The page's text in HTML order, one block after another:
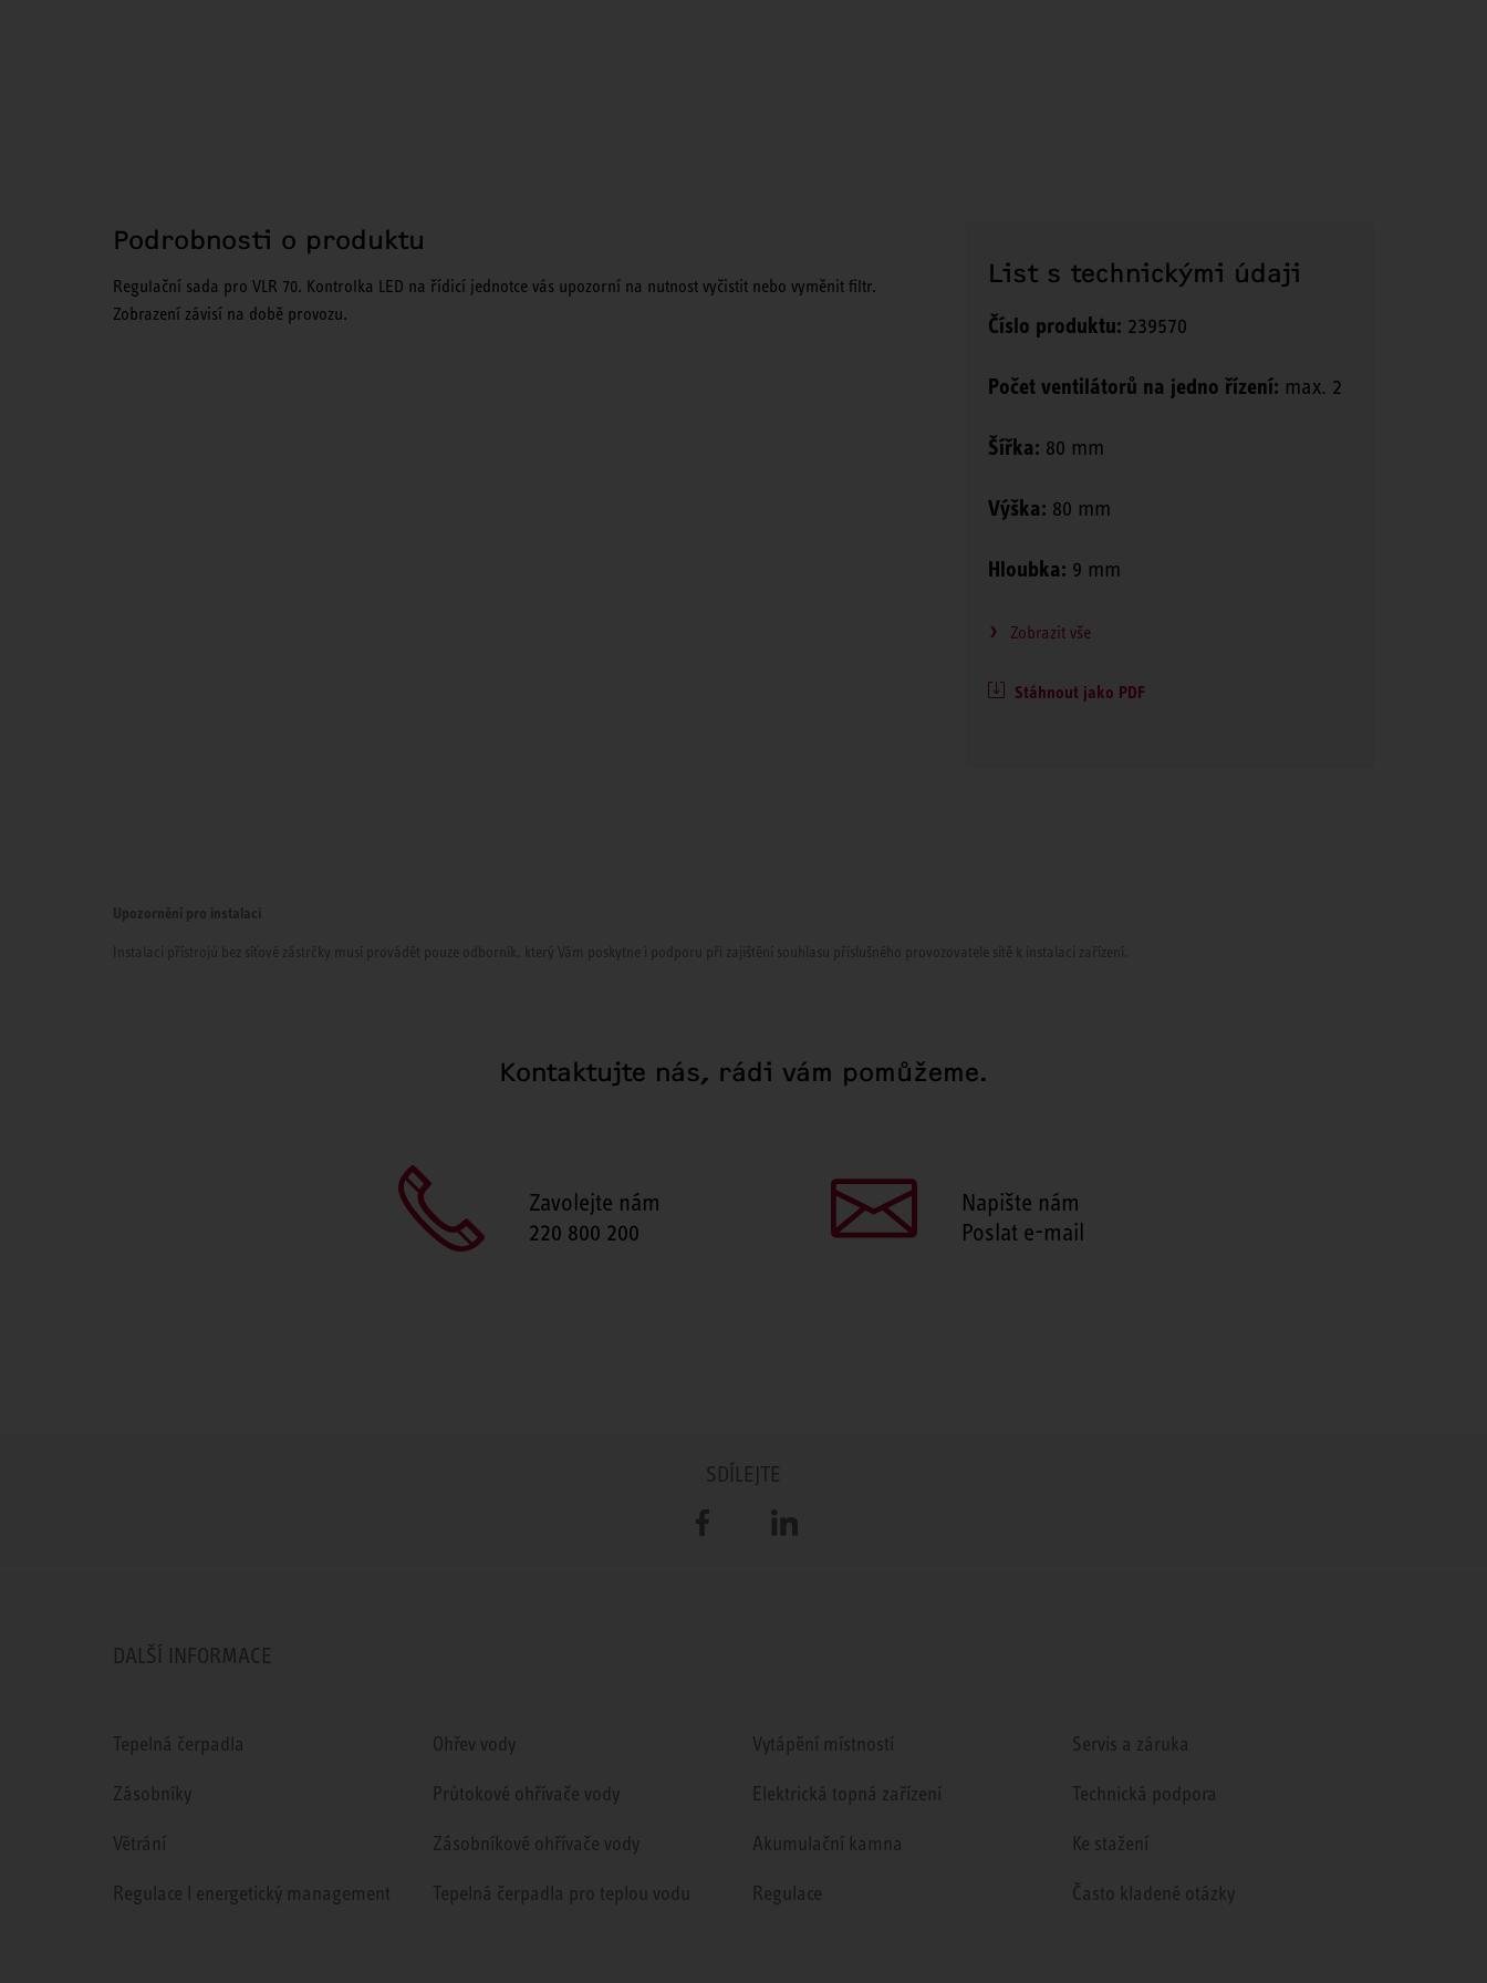
Podrobnosti o produktu
Regulační sada pro VLR 70. Kontrolka LED na řídicí jednotce vás upozorní na nutnost vyčistit nebo vyměnit filtr.
Zobrazení závisí na době provozu.
List s technickými údaji
Číslo produktu: 239570
Počet ventilátorů na jedno řízení: max. 2
Šířka: 80 mm
Výška: 80 mm
Hloubka: 9 mm
Zobrazit vše
Stáhnout jako PDF
Upozornění pro instalaci
Instalaci přístrojů bez síťové zástrčky musí provádět pouze odborník, který Vám poskytne i podporu při zajištění souhlasu příslušného provozovatele sítě k instalaci zařízení.
Kontaktujte nás, rádi vám pomůžeme.
Zavolejte nám
220 800 200
Napište nám
Poslat e-mail
SDÍLEJTE
Facebook LinkedIn
DALŠÍ INFORMACE
Tepelná čerpadla
Zásobníky
Větrání
Regulace l energetický management
Ohřev vody
Průtokové ohřívače vody
Zásobníkové ohřívače vody
Tepelná čerpadla pro teplou vodu
Vytápění místností
Elektrická topná zařízení
Akumulační kamna
Regulace
Servis a záruka
Technická podpora
Ke stažení
Často kladené otázky